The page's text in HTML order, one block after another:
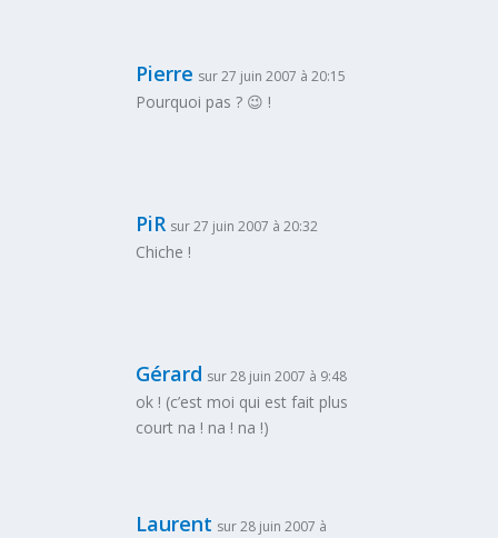
Pierre sur 27 juin 2007 à 20:15
Pourquoi pas ? 😉 !
PiR sur 27 juin 2007 à 20:32
Chiche !
Gérard sur 28 juin 2007 à 9:48
ok ! (c’est moi qui est fait plus
court na ! na ! na !)
Laurent sur 28 juin 2007 à